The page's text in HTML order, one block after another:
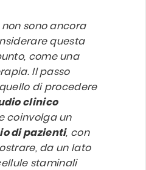
sono ancora
questa
come una
Il passo
di procedere
clinico
coinvolga un
di pazienti, con
da un lato
staminali